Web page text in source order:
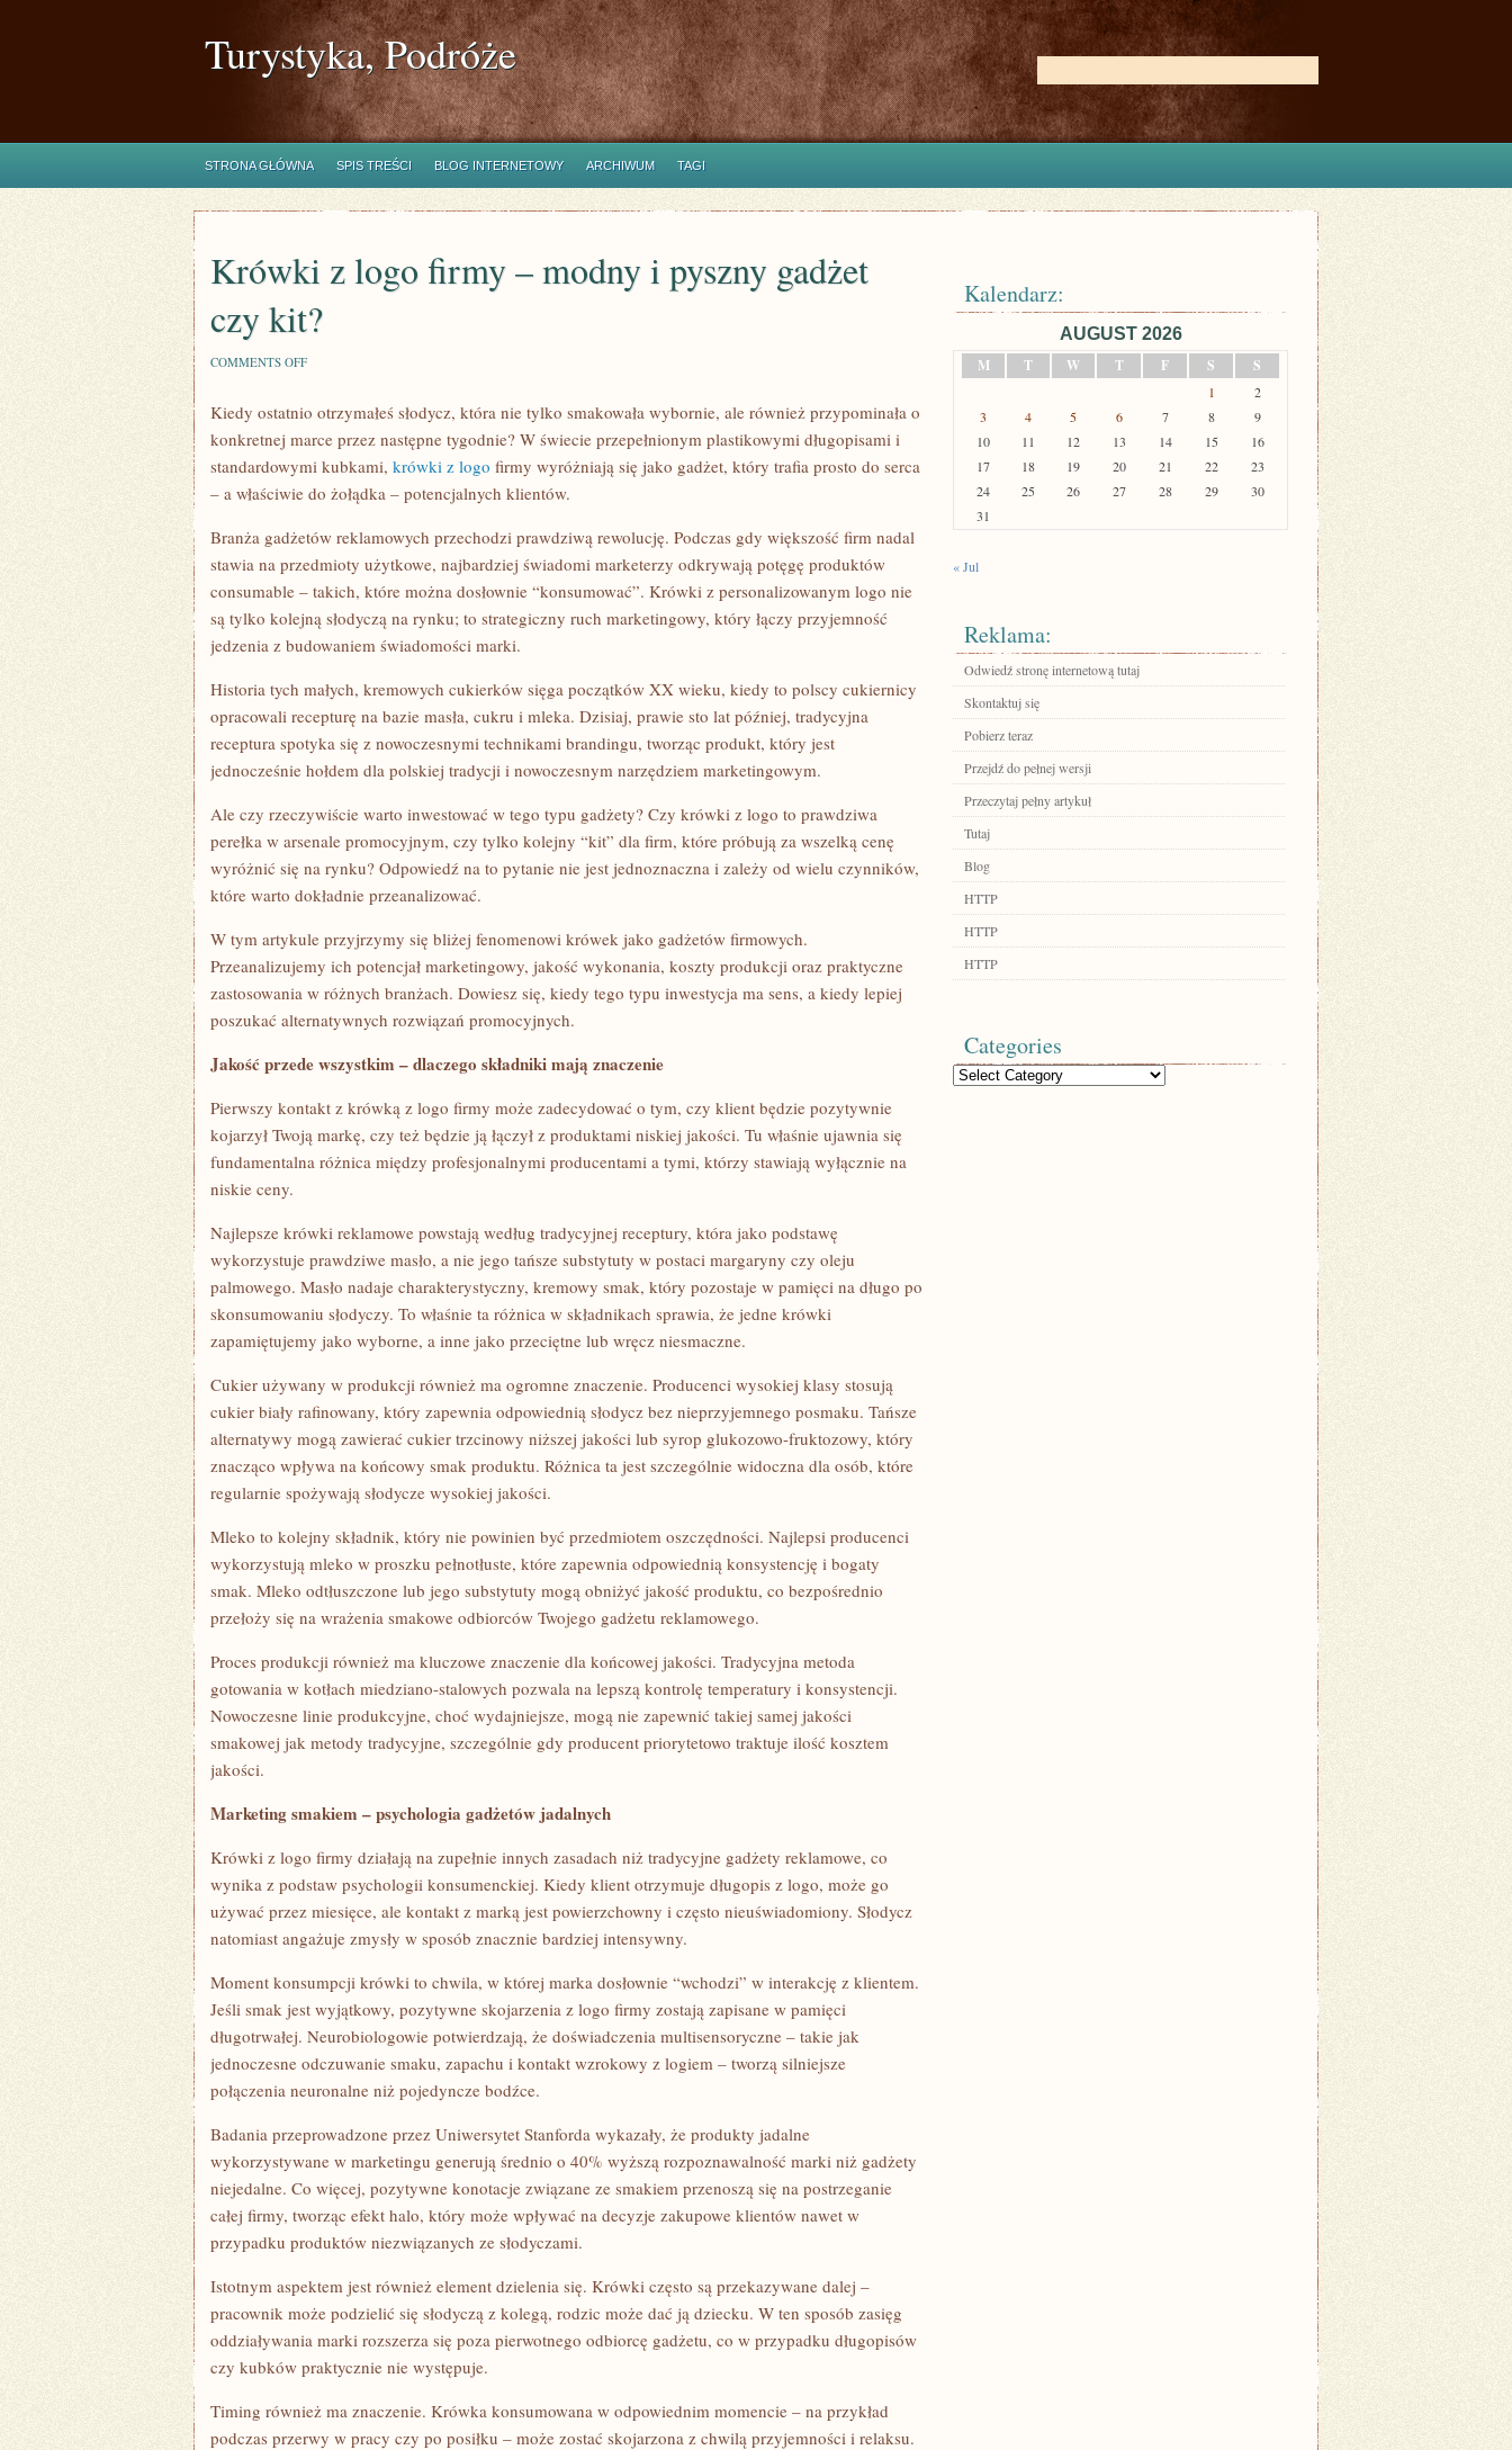
Turystyka, Podróże
STRONA GŁÓWNA SPIS TREŚCI BLOG INTERNETOWY ARCHIWUM TAGI
Krówki z logo firmy – modny i pyszny gadżet
czy kit?
COMMENTS OFFON
LOGO
–
MODNY
PYSZNY
CZY
KIT?
Kiedy ostatnio otrzymałeś słodycz, która nie tylko smakowała wybornie, ale również przypominała o
konkretnej marce przez następne tygodnie? W świecie przepełnionym plastikowymi długopisami i
standardowymi kubkami, krówki z logo firmy wyróżniają się jako gadżet, który trafia prosto do serca
– a właściwie do żołądka – potencjalnych klientów.
Branża gadżetów reklamowych przechodzi prawdziwą rewolucję. Podczas gdy większość firm nadal
stawia na przedmioty użytkowe, najbardziej świadomi marketerzy odkrywają potęgę produktów
consumable – takich, które można dosłownie “konsumować”. Krówki z personalizowanym logo nie
są tylko kolejną słodyczą na rynku; to strategiczny ruch marketingowy, który łączy przyjemność
jedzenia z budowaniem świadomości marki.
Historia tych małych, kremowych cukierków sięga początków XX wieku, kiedy to polscy cukiernicy
opracowali recepturę na bazie masła, cukru i mleka. Dzisiaj, prawie sto lat później, tradycyjna
receptura spotyka się z nowoczesnymi technikami brandingu, tworząc produkt, który jest
jednocześnie hołdem dla polskiej tradycji i nowoczesnym narzędziem marketingowym.
Ale czy rzeczywiście warto inwestować w tego typu gadżety? Czy krówki z logo to prawdziwa
perełka w arsenale promocyjnym, czy tylko kolejny “kit” dla firm, które próbują za wszelką cenę
wyróżnić się na rynku? Odpowiedź na to pytanie nie jest jednoznaczna i zależy od wielu czynników,
które warto dokładnie przeanalizować.
W tym artykule przyjrzymy się bliżej fenomenowi krówek jako gadżetów firmowych.
Przeanalizujemy ich potencjał marketingowy, jakość wykonania, koszty produkcji oraz praktyczne
zastosowania w różnych branżach. Dowiesz się, kiedy tego typu inwestycja ma sens, a kiedy lepiej
poszukać alternatywnych rozwiązań promocyjnych.
Jakość przede wszystkim – dlaczego składniki mają znaczenie
Pierwszy kontakt z krówką z logo firmy może zadecydować o tym, czy klient będzie pozytywnie
kojarzył Twoją markę, czy też będzie ją łączył z produktami niskiej jakości. Tu właśnie ujawnia się
fundamentalna różnica między profesjonalnymi producentami a tymi, którzy stawiają wyłącznie na
niskie ceny.
Najlepsze krówki reklamowe powstają według tradycyjnej receptury, która jako podstawę
wykorzystuje prawdziwe masło, a nie jego tańsze substytuty w postaci margaryny czy oleju
palmowego. Masło nadaje charakterystyczny, kremowy smak, który pozostaje w pamięci na długo po
skonsumowaniu słodyczy. To właśnie ta różnica w składnikach sprawia, że jedne krówki
zapamiętujemy jako wyborne, a inne jako przeciętne lub wręcz niesmaczne.
Cukier używany w produkcji również ma ogromne znaczenie. Producenci wysokiej klasy stosują
cukier biały rafinowany, który zapewnia odpowiednią słodycz bez nieprzyjemnego posmaku. Tańsze
alternatywy mogą zawierać cukier trzcinowy niższej jakości lub syrop glukozowo-fruktozowy, który
znacząco wpływa na końcowy smak produktu. Różnica ta jest szczególnie widoczna dla osób, które
regularnie spożywają słodycze wysokiej jakości.
Mleko to kolejny składnik, który nie powinien być przedmiotem oszczędności. Najlepsi producenci
wykorzystują mleko w proszku pełnotłuste, które zapewnia odpowiednią konsystencję i bogaty
smak. Mleko odtłuszczone lub jego substytuty mogą obniżyć jakość produktu, co bezpośrednio
przełoży się na wrażenia smakowe odbiorców Twojego gadżetu reklamowego.
Proces produkcji również ma kluczowe znaczenie dla końcowej jakości. Tradycyjna metoda
gotowania w kotłach miedziano-stalowych pozwala na lepszą kontrolę temperatury i konsystencji.
Nowoczesne linie produkcyjne, choć wydajniejsze, mogą nie zapewnić takiej samej jakości
smakowej jak metody tradycyjne, szczególnie gdy producent priorytetowo traktuje ilość kosztem
jakości.
Marketing smakiem – psychologia gadżetów jadalnych
Krówki z logo firmy działają na zupełnie innych zasadach niż tradycyjne gadżety reklamowe, co
wynika z podstaw psychologii konsumenckiej. Kiedy klient otrzymuje długopis z logo, może go
używać przez miesięce, ale kontakt z marką jest powierzchowny i często nieuświadomiony. Słodycz
natomiast angażuje zmysły w sposób znacznie bardziej intensywny.
Moment konsumpcji krówki to chwila, w której marka dosłownie “wchodzi” w interakcję z klientem.
Jeśli smak jest wyjątkowy, pozytywne skojarzenia z logo firmy zostają zapisane w pamięci
długotrwałej. Neurobiologowie potwierdzają, że doświadczenia multisensoryczne – takie jak
jednoczesne odczuwanie smaku, zapachu i kontakt wzrokowy z logiem – tworzą silniejsze
połączenia neuronalne niż pojedyncze bodźce.
Badania przeprowadzone przez Uniwersytet Stanforda wykazały, że produkty jadalne
wykorzystywane w marketingu generują średnio o 40% wyższą rozpoznawalność marki niż gadżety
niejedalne. Co więcej, pozytywne konotacje związane ze smakiem przenoszą się na postrzeganie
całej firmy, tworząc efekt halo, który może wpływać na decyzje zakupowe klientów nawet w
przypadku produktów niezwiązanych ze słodyczami.
Istotnym aspektem jest również element dzielenia się. Krówki często są przekazywane dalej –
pracownik może podzielić się słodyczą z kolegą, rodzic może dać ją dziecku. W ten sposób zasięg
oddziaływania marki rozszerza się poza pierwotnego odbiorcę gadżetu, co w przypadku długopisów
czy kubków praktycznie nie występuje.
Timing również ma znaczenie. Krówka konsumowana w odpowiednim momencie – na przykład
podczas przerwy w pracy czy po posiłku – może zostać skojarzona z chwilą przyjemności i relaksu.
Kalendarz:
AUGUST 2026
M
T W T F S S
1
2
3
4 5 6 7 8
9
10
11 12 13 14 15
16
17
18 19 20 21 22
23
24
25 26 27 28 29
30
31
« Jul
Reklama:
Odwiedź stronę internetową tutaj
Skontaktuj się
Pobierz teraz
Przejdź do pełnej wersji
Przeczytaj pełny artykuł
Tutaj
Blog
HTTP
HTTP
HTTP
Categories
Categories